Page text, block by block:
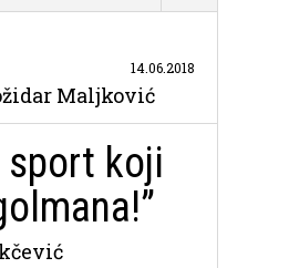
Maljković
14.06.2018
sport koji